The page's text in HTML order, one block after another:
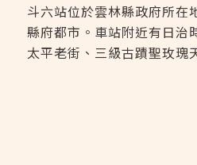
斗六站位於雲林縣政府所在
縣府都市。車站附近有日治
太平老街、三級古蹟聖玫瑰